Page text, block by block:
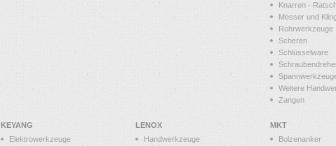
Knarren -
Messer und
Rohrwerkzeuge
Scheren
Schlüsselware
Weitere
Zangen
KEYANG
Elektrowerkzeuge
LENOX
Handwerkzeuge
MKT
Bolzenanker